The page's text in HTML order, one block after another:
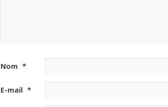
Nom *
E-mail *